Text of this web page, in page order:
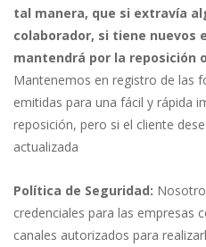
tal manera, que si extravía
colaborador, si tiene nuevos
mantendrá por la reposición
Mantenemos en registro de las
emitidas para una fácil y rápida
reposición, pero si el cliente
actualizada
Política de Seguridad:
credenciales para las empresas
canales autorizados para